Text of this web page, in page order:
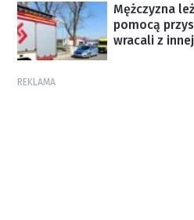
Mężczyzna
pomocą
wracali z
REKLAMA